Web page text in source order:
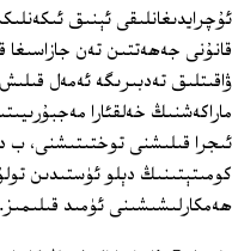
ئۇچرايدىغانلىقى ئېنىق
قانۇنى جەھەتتىن تەن
ۋاقىتلىق تەدبىرىگە ئەمەل
ماراكەشنىڭ خەلقئارا
ئىجرا قىلىشنى توختىتىشنى،
كومىتېتىنىڭ دېلو ئ‍ۈستىدىن
ھەمكارلىشىشىنى ئۈمىد